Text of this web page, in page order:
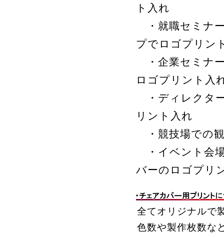
ト入れ
・就職セミナ
プでロゴプリン
・企業セミナ
ロゴプリント入
・ディレクタ
リント入れ
・競技場での
・イベント会
バーのロゴプリ
全てオリジナルで
色数や製作枚数な